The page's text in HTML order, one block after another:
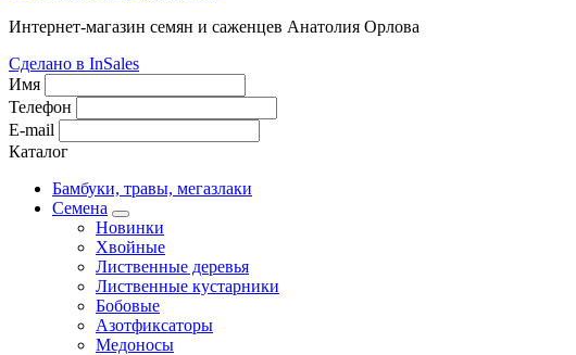
Интернет-магазин семян и саженцев Анатолия Орлова
Сделано в InSales
Имя
Телефон
E-mail
Каталог
Бамбуки, травы, мегазлаки
Семена
Новинки
Хвойные
Лиственные деревья
Лиственные кустарники
Бобовые
Азотфиксаторы
Медоносы